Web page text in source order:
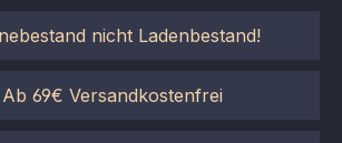
nicht Ladenbestand!
Ab 69€ Versandkostenfrei